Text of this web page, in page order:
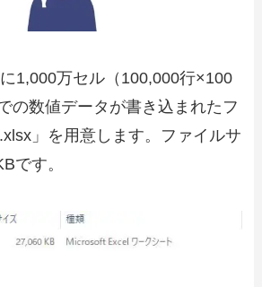
1,000万セル（100,000行×100
の数値データが書き込まれたフ
」を用意します。ファイルサ
です。